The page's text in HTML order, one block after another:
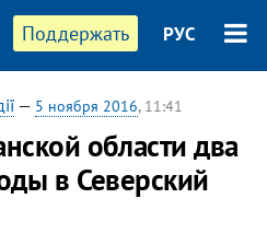
Поддержать РУС
— 5 ноября 2016, 11:41
области два
в Северский